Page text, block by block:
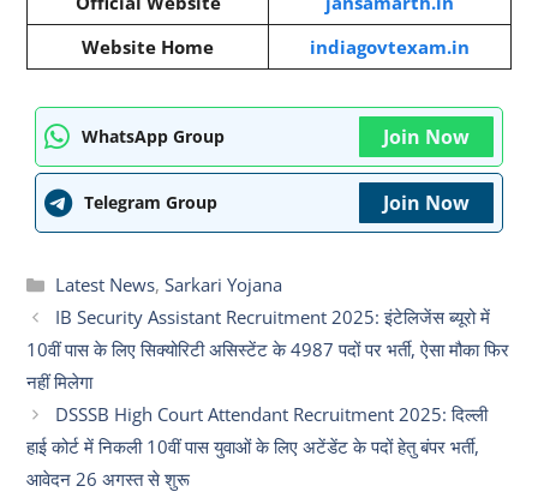
Website Home
indiagovtexam.in
WhatsApp Group Join Now
Telegram Group Join Now
Categories
Latest News, Sarkari Yojana
IB Security Assistant Recruitment 2025: इंटेलिजेंस ब्यूरो में
10वीं पास के लिए सिक्योरिटी असिस्टेंट के 4987 पदों पर भर्ती, ऐसा मौका फिर
नहीं मिलेगा
DSSSB High Court Attendant Recruitment 2025: दिल्ली
हाई कोर्ट में निकली 10वीं पास युवाओं के लिए अटेंडेंट के पदों हेतु बंपर भर्ती,
आवेदन 26 अगस्त से शुरू